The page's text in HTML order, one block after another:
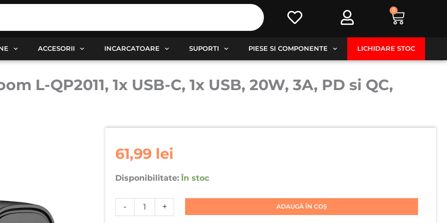
0
Cart
ACCESORII INCARCATOARE SUPORTI PIESE SI COMPONENTE LICHIDARE STOC
L-QP2011, 1x USB-C, 1x USB, 20W, 3A, PD si QC,
61,99 lei
Disponibilitate: În stoc
-
Incarcator
rapid
Joyroom
L-
QP2011,
+ ADAUGĂ ÎN COȘ